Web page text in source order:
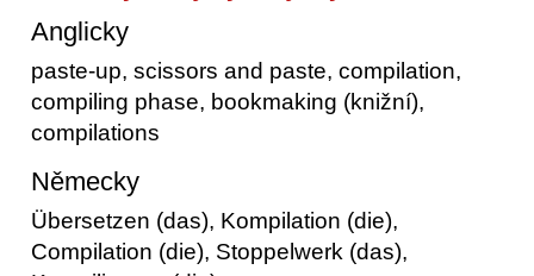
Anglicky
paste-up, scissors and paste, compilation,
compiling phase, bookmaking (knižní),
compilations
Německy
Übersetzen (das), Kompilation (die),
Compilation (die), Stoppelwerk (das),